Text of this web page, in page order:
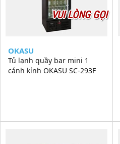
VUI LÒNG GỌI
OKASU
Tủ lạnh quầy bar mini 1
cánh kính OKASU SC-293F